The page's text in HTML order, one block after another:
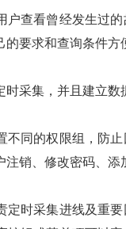
户查看曾经发生过
要求和查询条件
采集，并且建立数
不同的权限组，防
注销、修改密码、
定时采集进线及重